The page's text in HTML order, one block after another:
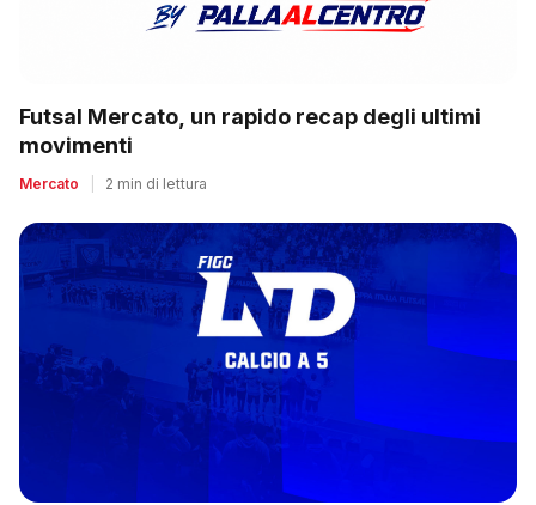
Futsal Mercato, un rapido recap degli ultimi
movimenti
Mercato 2 min di lettura